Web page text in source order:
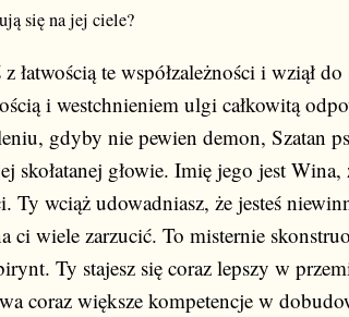
się na jej ciele?
łatwością te współzależności i wziął do
i westchnieniem ulgi całkowitą
gdyby nie pewien demon, Szatan
skołatanej głowie. Imię jego jest Wina,
Ty wciąż udowadniasz, że jesteś
ci wiele zarzucić. To misternie
Ty stajesz się coraz lepszy w
coraz większe kompetencje w